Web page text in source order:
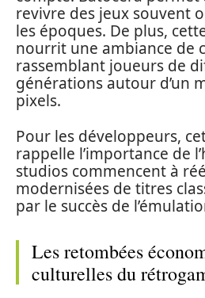
revivre des jeux souvent
les époques. De plus,
nourrit une ambiance de
rassemblant joueurs de
générations autour d’un
pixels.
Pour les développeurs,
rappelle l’importance de
studios commencent à
modernisées de titres
par le succès de
Les retombées
culturelles du